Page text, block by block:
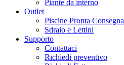
Piante da interno
Outlet
Piscine Pronta Consegna
Sdraio e Lettini
Supporto
Contattaci
Richiedi preventivo